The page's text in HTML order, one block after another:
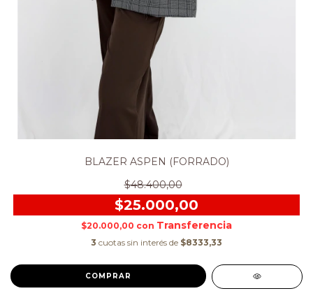
BLAZER ASPEN (FORRADO)
$48.400,00
$25.000,00
$20.000,00 con
3 cuotas sin interés de $8333,33
COMPRAR